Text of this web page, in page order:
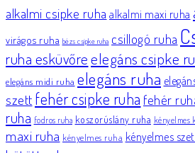
alkalmi csipke ruha alkalmi maxi ruha
virágos ruha bézs csipke ruha csillogó ruha
ruha esküvőreelegáns csipke
elegáns midi ruha elegáns ruha
szett fehér csipke ruha fehér
ruha fodros ruha koszorúslány ruha kényelmes
maxi ruha kényelmes ruha kényelmes